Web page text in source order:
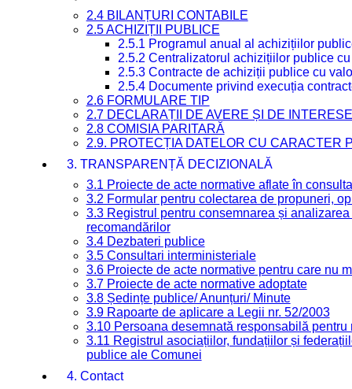
2.4 BILANȚURI CONTABILE
2.5 ACHIZIȚII PUBLICE
2.5.1 Programul anual al achizițiilor
2.5.2 Centralizatorul achizițiilor publice
2.5.3 Contracte de achiziții publice cu
2.5.4 Documente privind execuția
2.6 FORMULARE TIP
2.7 DECLARAȚII DE AVERE ȘI DE INTERESE
2.8 COMISIA PARITARĂ
2.9. PROTECȚIA DATELOR CU CARACTER
3. TRANSPARENȚĂ DECIZIONALĂ
3.1 Proiecte de acte normative aflate în
3.2 Formular pentru colectarea de propuneri,
3.3 Registrul pentru consemnarea și
recomandărilor
3.4 Dezbateri publice
3.5 Consultari interministeriale
3.6 Proiecte de acte normative pentru care nu
3.7 Proiecte de acte normative adoptate
3.8 Ședințe publice/ Anunțuri/ Minute
3.9 Rapoarte de aplicare a Legii nr. 52/2003
3.10 Persoana desemnată responsabilă
3.11 Registrul asociațiilor, fundațiilor și
publice ale Comunei
4. Contact